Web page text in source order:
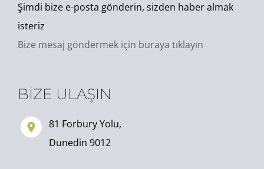
Şimdi bize e-posta gönderin, sizden haber almak
isteriz
Bize mesaj göndermek için buraya tıklayın
BİZE ULAŞIN
81 Forbury Yolu,
Dunedin 9012